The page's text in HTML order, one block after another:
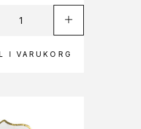
I VARUKORG